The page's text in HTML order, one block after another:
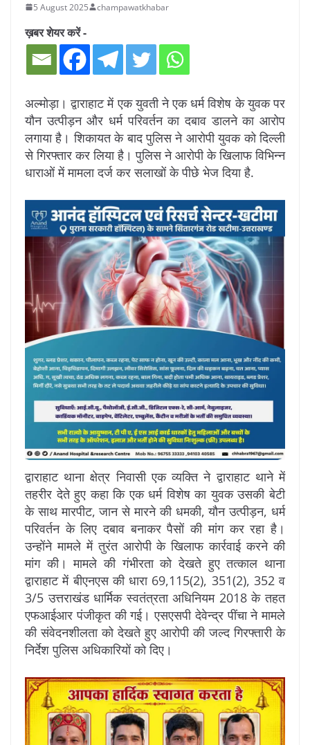
5 August 2025 champawatkhabar
ख़बर शेयर करें -
अल्मोड़ा। द्वाराहाट में एक युवती ने एक धर्म विशेष के युवक पर
यौन उत्पीड़न और धर्म परिवर्तन का दबाव डालने का आरोप
लगाया है। शिकायत के बाद पुलिस ने आरोपी युवक को दिल्ली
से गिरफ्तार कर लिया है। पुलिस ने आरोपी के खिलाफ विभिन्न
धाराओं में मामला दर्ज कर सलाखों के पीछे भेज दिया है.
द्वाराहाट थाना क्षेत्र निवासी एक व्यक्ति ने द्वाराहाट थाने में
तहरीर देते हुए कहा कि एक धर्म विशेष का युवक उसकी बेटी
के साथ मारपीट, जान से मारने की धमकी, यौन उत्पीड़न, धर्म
परिवर्तन के लिए दबाव बनाकर पैसों की मांग कर रहा है।
उन्होंने मामले में तुरंत आरोपी के खिलाफ कार्रवाई करने की
मांग की। मामले की गंभीरता को देखते हुए तत्काल थाना
द्वाराहाट में बीएनएस की धारा 69,115(2), 351(2), 352 व
3/5 उत्तराखंड धार्मिक स्वतंत्रता अधिनियम 2018 के तहत
एफआईआर पंजीकृत की गई। एसएसपी देवेन्द्र पींचा ने मामले
की संवेदनशीलता को देखते हुए आरोपी की जल्द गिरफ्तारी के
निर्देश पुलिस अधिकारियों को दिए।